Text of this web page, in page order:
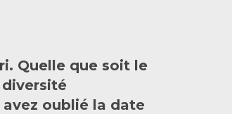
Quelle que soit le
oublié la date